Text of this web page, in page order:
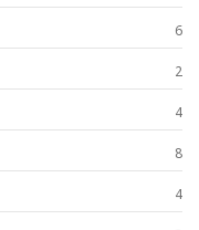
6
2
4
8
4